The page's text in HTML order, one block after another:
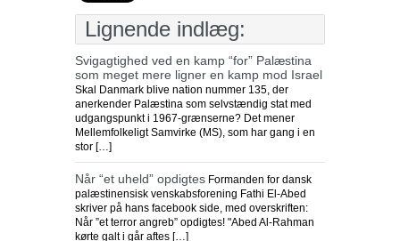
Lignende indlæg:
Svigagtighed ved en kamp “for” Palæstina
som meget mere ligner en kamp mod Israel
Skal Danmark blive nation nummer 135, der
anerkender Palæstina som selvstændig stat med
udgangspunkt i 1967-grænserne? Det mener
Mellemfolkeligt Samvirke (MS), som har gang i en
stor […]
Når “et uheld” opdigtes Formanden for dansk
palæstinensisk venskabsforening Fathi El-Abed
skriver på hans facebook side, med overskriften:
Når ”et terror angreb” opdigtes! "Abed Al-Rahman
kørte galt i går aftes […]